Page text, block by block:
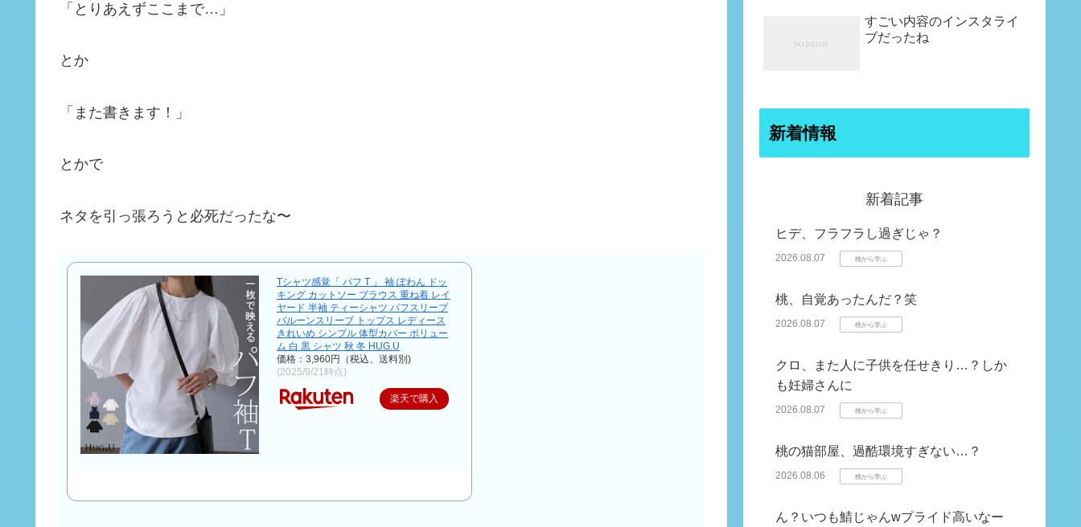
「とりあえずここまで…」
とか
「また書きます！」
とかで
ネタを引っ張ろうと必死だったな〜
Tシャツ感覚「 パフ T 」 袖 ぽわん ドッ
キング カットソー ブラウス 重ね着 レイ
ヤード 半袖 ティーシャツ パフスリーブ
バルーンスリーブ トップス レディース
きれいめ シンプル 体型カバー ボリュー
ム 白 黒 シャツ 秋 冬 HUG.U
価格：3,960円（税込、送料別)
(2025/9/21時点)
楽天で購入
すごい内容のインスタライ
ブだったね
新着情報
新着記事
ヒデ、フラフラし過ぎじゃ？
2026.08.07 桃から学ぶ
桃、自覚あったんだ？笑
2026.08.07 桃から学ぶ
クロ、また人に子供を任せきり…？しか
も妊婦さんに
2026.08.07 桃から学ぶ
桃の猫部屋、過酷環境すぎない…？
2026.08.06 桃から学ぶ
ん？いつも鯖じゃんwプライド高いなー